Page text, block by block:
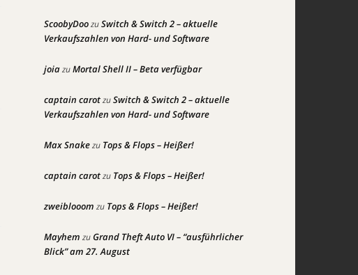
ScoobyDoozuSwitch & Switch 2 – aktuelle
Verkaufszahlen von Hard- und Software
joiazuMortal Shell II – Beta verfügbar
captain carotzuSwitch & Switch 2 – aktuelle
Verkaufszahlen von Hard- und Software
Max Snakezu Tops & Flops – Heißer!
captain carotzu Tops & Flops – Heißer!
zweiblooom zu Tops & Flops – Heißer!
Mayhem zuGrand Theft Auto VI – “ausführlicher
Blick” am 27. August